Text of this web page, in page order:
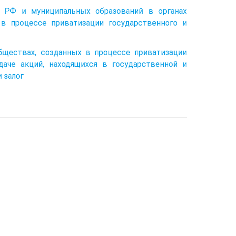
и муниципальных образований в органах
приватизации государственного и
созданных в процессе приватизации
акций, находящихся в государственной и